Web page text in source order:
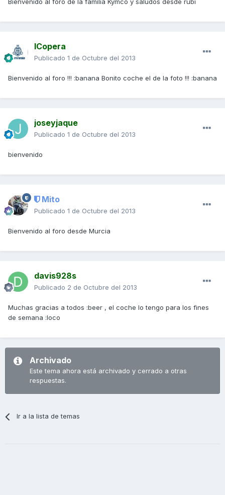
Bienvenido al foro de la familia Kymco y saludos desde rubi
ICopera
Publicado 1 de Octubre del 2013
Bienvenido al foro !!! :banana Bonito coche el de la foto !!! :banana
joseyjaque
Publicado 1 de Octubre del 2013
bienvenido
Mito
Publicado 1 de Octubre del 2013
Bienvenido al foro desde Murcia
davis928s
Publicado 2 de Octubre del 2013
Muchas gracias a todos :beer , el coche lo tengo para los fines
de semana :loco
Archivado
Este tema ahora está archivado y cerrado a otras
respuestas.
Ir a la lista de temas